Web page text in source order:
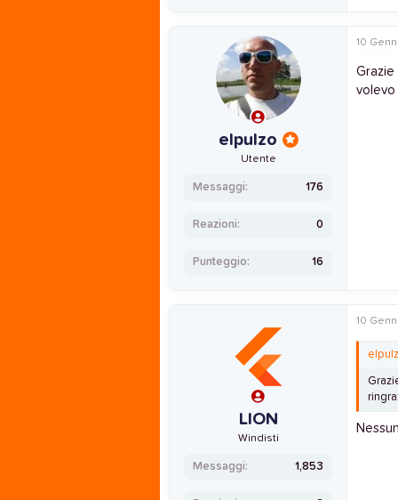
elpulzo
Utente
Messaggi 176
Reazioni 0
Punteggio 16
10
volevo
LION
Windisti
Messaggi 1,853
10